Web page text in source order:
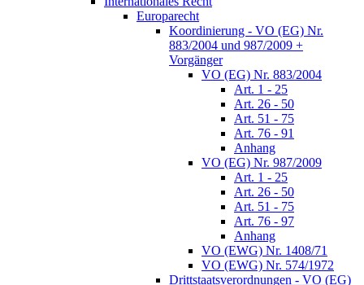
Europarecht
Koordinierung - VO (EG) Nr.
883/2004 und 987/2009 +
Vorgänger
VO (EG) Nr. 883/2004
Art. 1 - 25
Art. 26 - 50
Art. 51 - 75
Art. 76 - 91
Anhang
VO (EG) Nr. 987/2009
Art. 1 - 25
Art. 26 - 50
Art. 51 - 75
Art. 76 - 97
Anhang
VO (EWG) Nr. 1408/71
VO (EWG) Nr. 574/1972
Drittstaatsverordnungen - VO (EG)